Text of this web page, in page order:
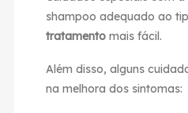
shampoo adequado ao
tratamentomais fácil.
Além disso, alguns
na melhora dos sintomas: